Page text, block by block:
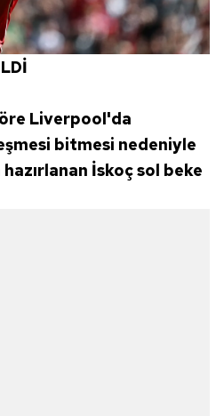
Liverpool'da
bitmesi nedeniyle
İskoç sol beke